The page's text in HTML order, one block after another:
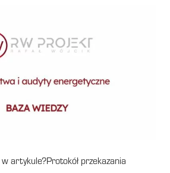
artykule?Protokół przekazania